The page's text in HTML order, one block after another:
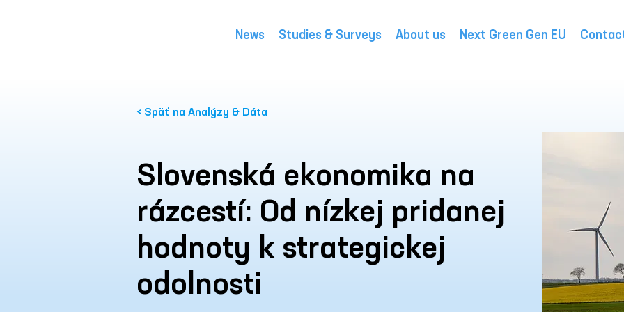
News Studies & Surveys About us Next Green Gen EU
< Späť na Analýzy & Dáta
Slovenská ekonomika na
rázcestí: Od nízkej pridanej
hodnoty k strategickej
odolnosti